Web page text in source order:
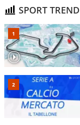
SPORT TREND